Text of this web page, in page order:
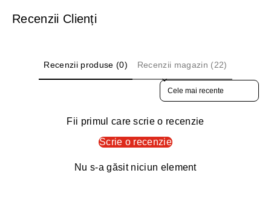
Recenzii Clienți
Recenzii produse (0) Recenzii magazin (22)
Sort reviews by
Fii primul care scrie o recenzie
Scrie o recenzie
Nu s-a găsit niciun element